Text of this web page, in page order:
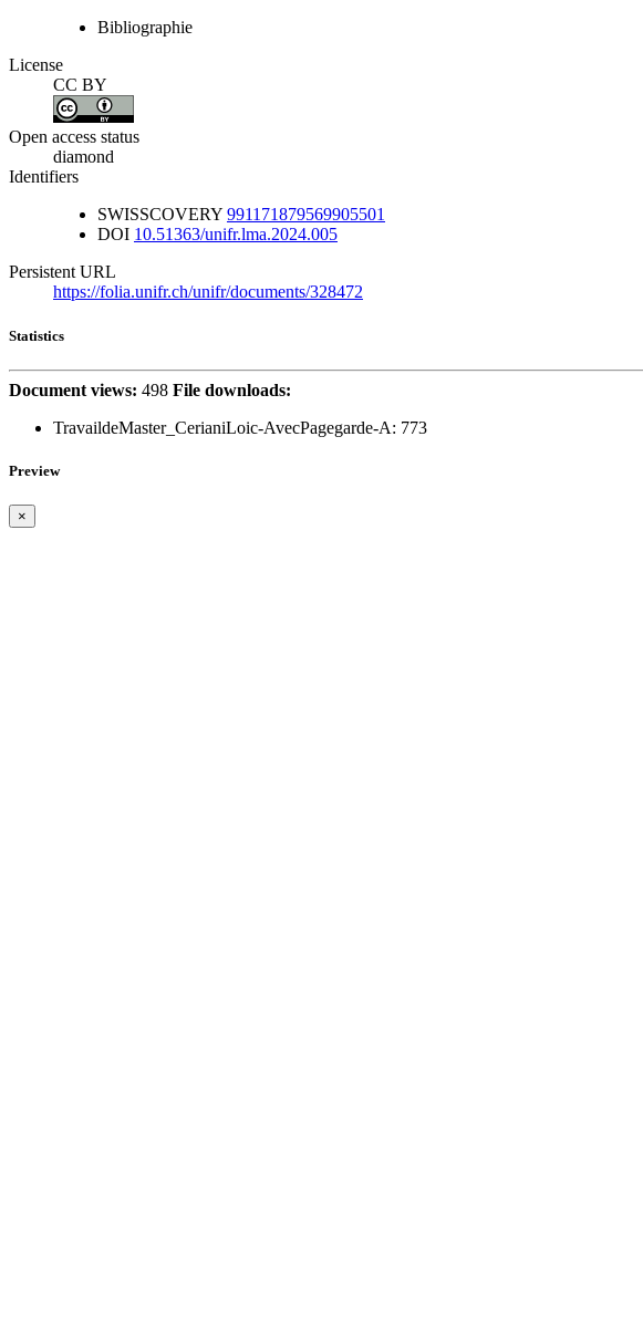
Bibliographie
License
CC BY
Open access status
diamond
Identifiers
SWISSCOVERY 991171879569905501
DOI 10.51363/unifr.lma.2024.005
Persistent URL
https://folia.unifr.ch/unifr/documents/328472
Statistics
Document views: 498 File downloads:
TravaildeMaster_CerianiLoic-AvecPagegarde-A: 773
Preview
×